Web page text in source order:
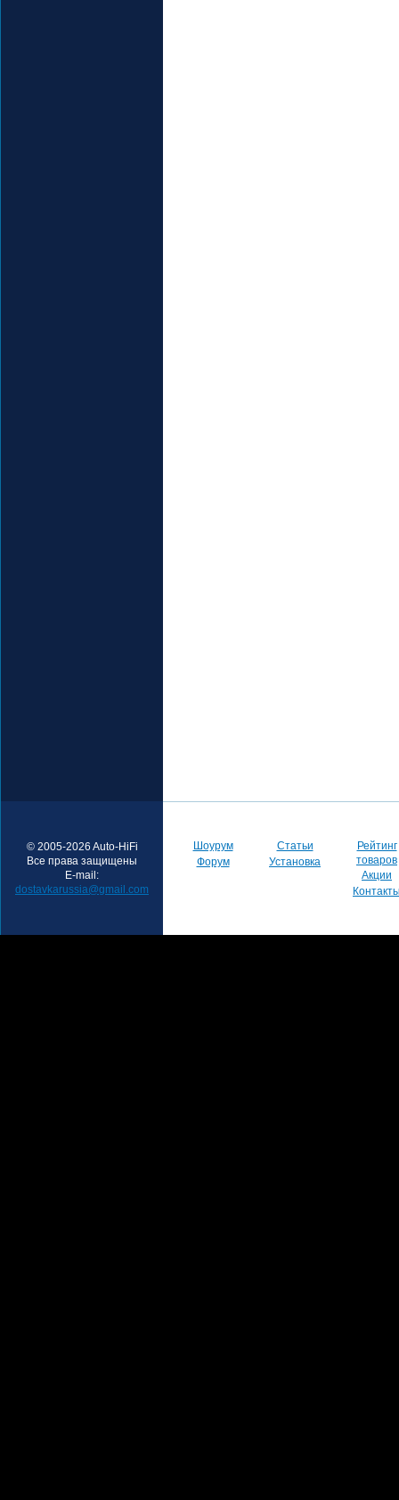
© 2005-2026 Auto-HiFi
Все права защищены
E-mail:
dostavkarussia@gmail.com
Шоурум
Форум
Статьи
Установка
Рейтинг
товаров
Акции